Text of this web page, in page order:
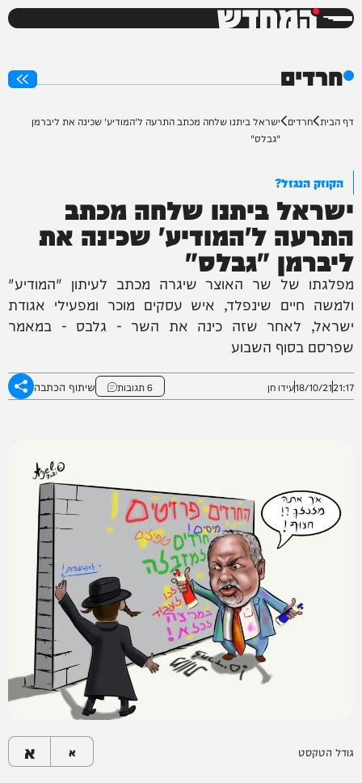
המחדש
חרדים
דף הבית חרדים ישראל ביתנו שלחה מכתב התרעה ל'המודיע' שכינה את ליברמן
"גבלס"
הקוזק הנגזל?
ישראל ביתנו שלחה מכתב
התרעה ל'המודיע' שכינה את
ליברמן "גבלס"
מפלגתו של שר האוצר שיגרה מכתב לעיתון "המודיע"
ולמשה חיים שינפלד, איש עסקים מוכר ומפעילי אגודת
ישראל, לאחר שזה כינה את השר - גלבס - במאמר
שפרסם בסוף השבוע
21:17
18/10/21עידו חן 6 תגובות שיתוף הכתבה
גודל הטקסט א א